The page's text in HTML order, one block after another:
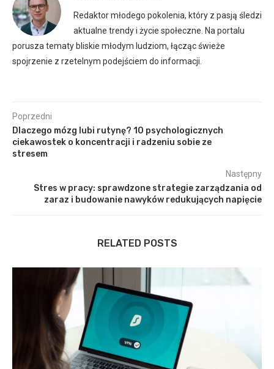
Redaktor młodego pokolenia, który z pasją śledzi
aktualne trendy i życie społeczne. Na portalu
porusza tematy bliskie młodym ludziom, łącząc świeże
spojrzenie z rzetelnym podejściem do informacji.
Poprzedni
Dlaczego mózg lubi rutynę? 10 psychologicznych
ciekawostek o koncentracji i radzeniu sobie ze
stresem
Następny
Stres w pracy: sprawdzone strategie zarządzania od
zaraz i budowanie nawyków redukujących napięcie
RELATED POSTS